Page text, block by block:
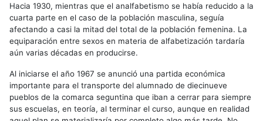
Hacia 1930, mientras que el analfabetismo se había reducido a la
cuarta parte en el caso de la población masculina, seguía
afectando a casi la mitad del total de la población femenina. La
equiparación entre sexos en materia de alfabetización tardaría
aún varias décadas en producirse.
Al iniciarse el año 1967 se anunció una partida económica
importante para el transporte del alumnado de diecinueve
pueblos de la comarca seguntina que iban a cerrar para siempre
sus escuelas, en teoría, al terminar el curso, aunque en realidad